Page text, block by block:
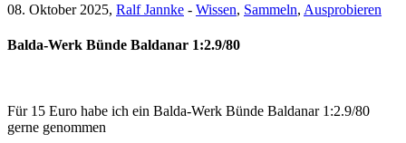
08. Oktober 2025, Ralf Jannke - Wissen, Sammeln, Ausprobieren
Balda-Werk Bünde Baldanar 1:2.9/80
Für 15 Euro habe ich ein Balda-Werk Bünde Baldanar 1:2.9/80
gerne genommen